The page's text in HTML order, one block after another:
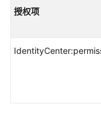
指
API
授权项